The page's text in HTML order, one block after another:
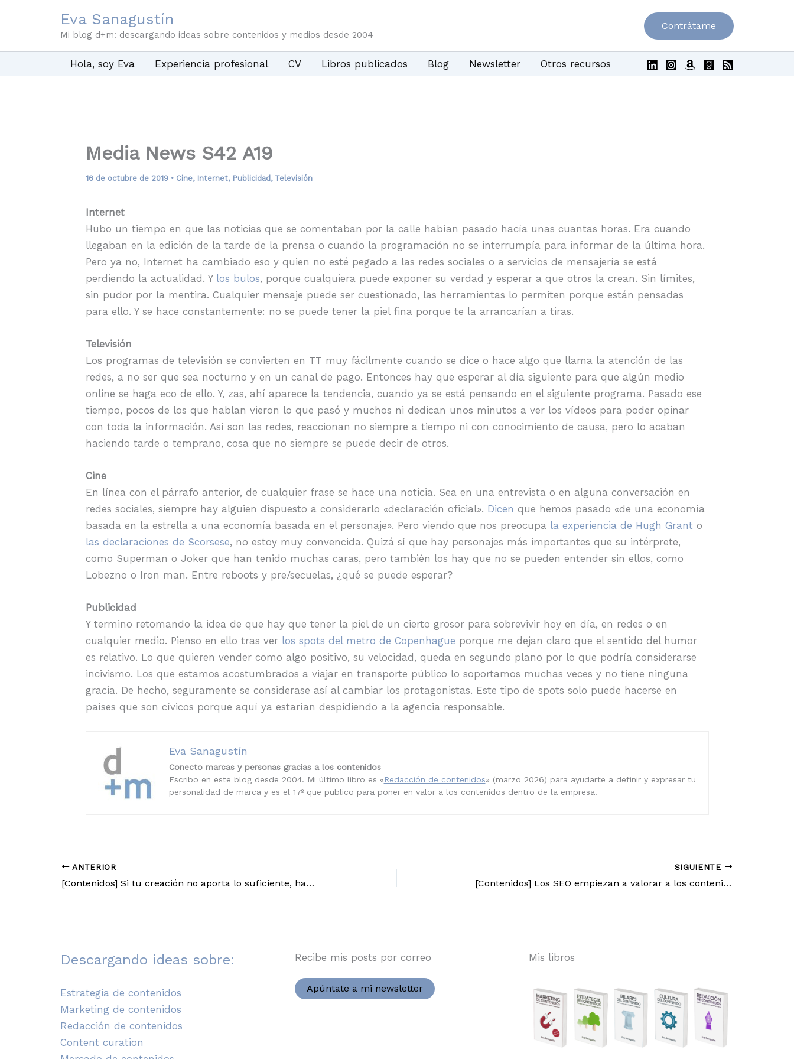
Eva Sanagustín
Mi blog d+m: descargando ideas sobre contenidos y medios desde 2004
Contrátame
Hola, soy Eva Experiencia profesional CV Libros publicados Blog Newsletter Otros recursos
Media News S42 A19
16 de octubre de 2019 • Cine, Internet, Publicidad, Televisión
Internet
Hubo un tiempo en que las noticias que se comentaban por la calle habían pasado hacía unas cuantas horas. Era cuando
llegaban en la edición de la tarde de la prensa o cuando la programación no se interrumpía para informar de la última hora.
Pero ya no, Internet ha cambiado eso y quien no esté pegado a las redes sociales o a servicios de mensajería se está
perdiendo la actualidad. Y los bulos, porque cualquiera puede exponer su verdad y esperar a que otros la crean. Sin límites,
sin pudor por la mentira. Cualquier mensaje puede ser cuestionado, las herramientas lo permiten porque están pensadas
para ello. Y se hace constantemente: no se puede tener la piel fina porque te la arrancarían a tiras.
Televisión
Los programas de televisión se convierten en TT muy fácilmente cuando se dice o hace algo que llama la atención de las
redes, a no ser que sea nocturno y en un canal de pago. Entonces hay que esperar al día siguiente para que algún medio
online se haga eco de ello. Y, zas, ahí aparece la tendencia, cuando ya se está pensando en el siguiente programa. Pasado ese
tiempo, pocos de los que hablan vieron lo que pasó y muchos ni dedican unos minutos a ver los vídeos para poder opinar
con toda la información. Así son las redes, reaccionan no siempre a tiempo ni con conocimiento de causa, pero lo acaban
haciendo tarde o temprano, cosa que no siempre se puede decir de otros.
Cine
En línea con el párrafo anterior, de cualquier frase se hace una noticia. Sea en una entrevista o en alguna conversación en
redes sociales, siempre hay alguien dispuesto a considerarlo «declaración oficial». Dicen que hemos pasado «de una economía
basada en la estrella a una economía basada en el personaje». Pero viendo que nos preocupa la experiencia de Hugh Granto
las declaraciones de Scorsese, no estoy muy convencida. Quizá sí que hay personajes más importantes que su intérprete,
como Superman o Joker que han tenido muchas caras, pero también los hay que no se pueden entender sin ellos, como
Lobezno o Iron man. Entre reboots y pre/secuelas, ¿qué se puede esperar?
Publicidad
Y termino retomando la idea de que hay que tener la piel de un cierto grosor para sobrevivir hoy en día, en redes o en
cualquier medio. Pienso en ello tras ver los spots del metro de Copenhague porque me dejan claro que el sentido del humor
es relativo. Lo que quieren vender como algo positivo, su velocidad, queda en segundo plano por lo que podría considerarse
incivismo. Los que estamos acostumbrados a viajar en transporte público lo soportamos muchas veces y no tiene ninguna
gracia. De hecho, seguramente se considerase así al cambiar los protagonistas. Este tipo de spots solo puede hacerse en
países que son cívicos porque aquí ya estarían despidiendo a la agencia responsable.
Eva Sanagustín
Conecto marcas y personas gracias a los contenidos
Escribo en este blog desde 2004. Mi último libro es «Redacción de contenidos» (marzo 2026) para ayudarte a definir y expresar tu
personalidad de marca y es el 17º que publico para poner en valor a los contenidos dentro de la empresa.
ANTERIOR
[Contenidos] Si tu creación no aporta lo suficiente, haz content curation
SIGUIENTE
[Contenidos] Los SEO empiezan a valorar a los contenidos
Descargando ideas sobre:
Estrategia de contenidos
Marketing de contenidos
Redacción de contenidos
Content curation
Recibe mis posts por correo
Apúntate a mi newsletter
Mis libros